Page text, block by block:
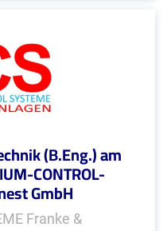
(B.Eng.) am
CONTROL-
GmbH
Franke &